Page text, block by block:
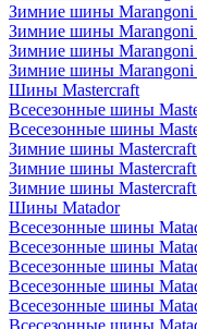
Зимние шины Marangoni
Зимние шины Marangoni
Зимние шины Marangoni
Зимние шины
Шины Mastercraft
Всесезонные шины
Всесезонные шины
Зимние шины Mastercraft
Зимние шины Mastercraft
Зимние шины
Шины Matador
Всесезонные шины
Всесезонные шины
Всесезонные шины
Всесезонные шины
Всесезонные шины
Всесезонные шины